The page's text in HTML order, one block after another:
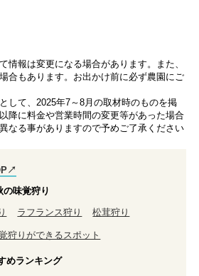
情報は変更になる場合があります。また、
合もあります。お出かけ前に必ず農園にご
して、2025年7～8月の取材時のものを掲
降に料金や営業時間の変更等があった場合
なる事がありますので予めご了承ください
の味覚狩り
ラフランス狩り 松茸狩り
狩りができるスポット
めランキング